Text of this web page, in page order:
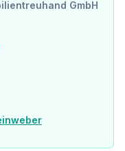
GmbH